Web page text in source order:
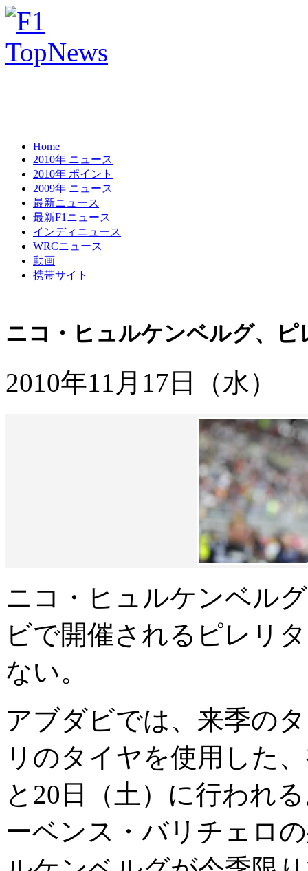
Home
2010年 ニュース
2010年 ポイント
2009年 ニュース
最新ニュース
最新F1ニュース
インディニュース
WRCニュース
動画
携帯サイト
ニコ・ヒュルケンベルグ、
2010年11月17日（水）
ニコ・ヒュルケンベル
ビで開催されるピレリ
ない。
アブダビでは、来季の
リのタイヤを使用した
と20日（土）に行われ
ーベンス・バリチェロ